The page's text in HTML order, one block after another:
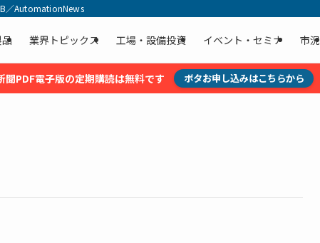
／AutomationNews
業界トピックス 工場・設備投資 イベント・セミナ 市況
聞PDF電子版の定期購読は無料です ボタお申し込みはこちらから